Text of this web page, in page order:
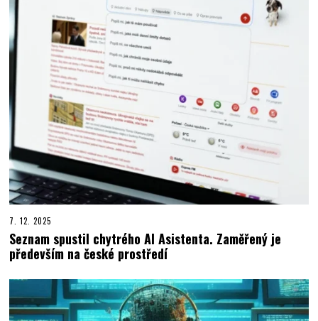
7. 12. 2025
Seznam spustil chytrého AI Asistenta. Zaměřený je
především na české prostředí